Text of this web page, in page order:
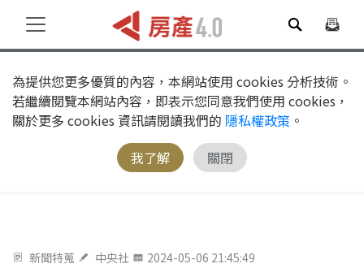
為提供您更多優質的內容，本網站使用 cookies 分析技術。
若繼續閱覽本網站內容，即表示您同意我們使用 cookies，
關於更多 cookies 資訊請閱讀我們的 隱私權政策 。
我了解
關閉
新聞特蒐 中央社 2024-05-06 21:45:49